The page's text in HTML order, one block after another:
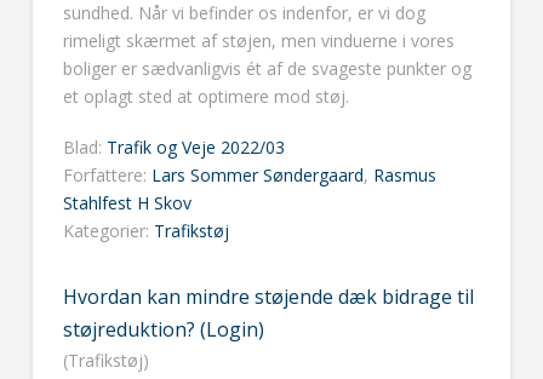
sundhed. Når vi befinder os indenfor, er vi dog
rimeligt skærmet af støjen, men vinduerne i vores
boliger er sædvanligvis ét af de svageste punkter og
et oplagt sted at optimere mod støj.
Blad: Trafik og Veje 2022/03
Forfattere: Lars Sommer Søndergaard, Rasmus
Stahlfest H Skov
Kategorier: Trafikstøj
Hvordan kan mindre støjende dæk bidrage til
støjreduktion? (Login)
(Trafikstøj)